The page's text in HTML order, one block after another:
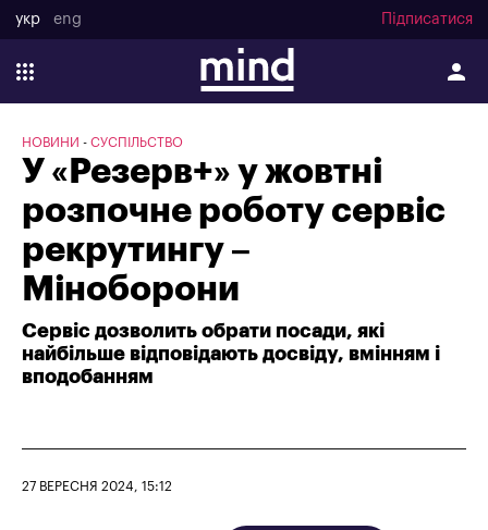
укр eng Підписатися
НОВИНИ СУСПІЛЬСТВО
У «Резерв+» у жовтні
розпочне роботу сервіс
рекрутингу –
Міноборони
Сервіс дозволить обрати посади, які
найбільше відповідають досвіду, вмінням і
вподобанням
27 ВЕРЕСНЯ 2024, 15:12